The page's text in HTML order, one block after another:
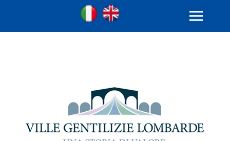
Ville Gentilizie Lombarde
Ita
MENU